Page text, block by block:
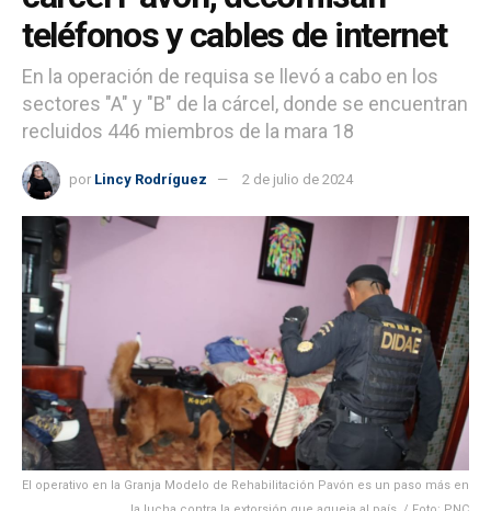
teléfonos y cables de internet
En la operación de requisa se llevó a cabo en los
sectores "A" y "B" de la cárcel, donde se encuentran
recluidos 446 miembros de la mara 18
por Lincy Rodríguez 2 de julio de 2024
El operativo en la Granja Modelo de Rehabilitación Pavón es un paso más en